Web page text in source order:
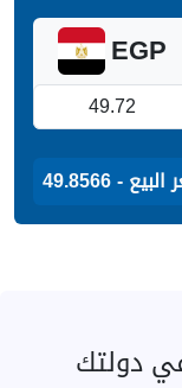
EGP
- 49.8566
دولتك